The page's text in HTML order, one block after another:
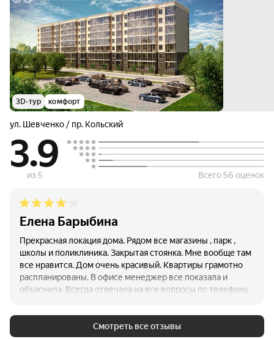
3D-тур комфорт
ул. Шевченко / пр. Кольский
3.9
из 5 Всего 56 оценок
Елена Барыбина
Прекрасная локация дома. Рядом все магазины , парк ,
школы и поликлиника. Закрытая стоянка. Мне вообще там
все нравится. Дом очень красивый. Квартиры грамотно
распланированы. В офисе менеджер все показала и
объяснила. Всегда отвечала на все вопросы по телефону
нетерпением , когда закончится стройка.
Смотреть все отзывы